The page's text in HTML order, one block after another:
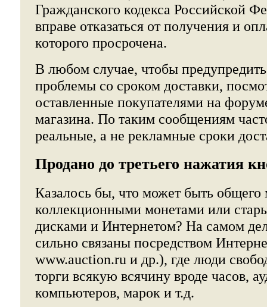
Гражданского кодекса Российской
вправе отказаться от получения и
которого просрочена.
В любом случае, чтобы
проблемы со сроком доставки,
оставленные покупателями на
магазина. По таким сообщениям
реальные, а не рекламные сроки
Продано до третьего нажатия
Казалось бы, что может быть
коллекционными монетами или
дисками и Интернетом? На самом
сильно связаны посредством
www.auction.ru и др.), где люди
торги всякую всячину вроде часов,
компьютеров, марок и т.д.